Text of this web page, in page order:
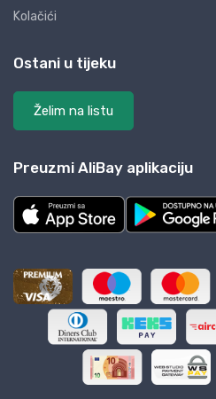
Kolačići
Ostani u tijeku
Želim na listu
Preuzmi AliBay aplikaciju